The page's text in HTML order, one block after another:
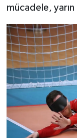
mücadele,